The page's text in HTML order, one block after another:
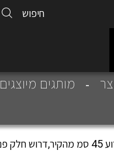
מותגים מיוצגים